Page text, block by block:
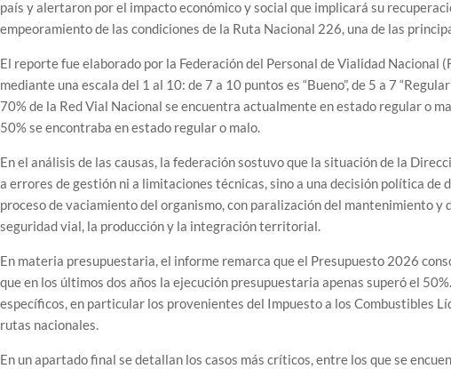
país y alertaron por el impacto económico y social que implicará su
empeoramiento de las condiciones de la Ruta Nacional 226, una de las
El reporte fue elaborado por la Federación del Personal de Vialidad Nacional
mediante una escala del 1 al 10: de 7 a 10 puntos es “Bueno”, de 5 a 7
70% de la Red Vial Nacional se encuentra actualmente en estado regular o
50% se encontraba en estado regular o malo.
En el análisis de las causas, la federación sostuvo que la situación de la
a errores de gestión ni a limitaciones técnicas, sino a una decisión política
proceso de vaciamiento del organismo, con paralización del mantenimiento
seguridad vial, la producción y la integración territorial.
En materia presupuestaria, el informe remarca que el Presupuesto 2026
que en los últimos dos años la ejecución presupuestaria apenas superó el
específicos, en particular los provenientes del Impuesto a los Combustibles
rutas nacionales.
En un apartado final se detallan los casos más críticos, entre los que se